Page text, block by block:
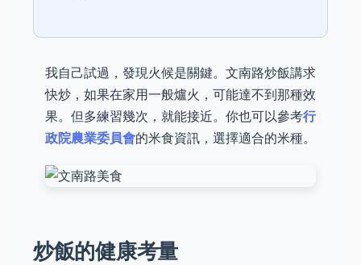
我自己試過，發現火候是關鍵。文南路炒飯講求
快炒，如果在家用一般爐火，可能達不到那種效
果。但多練習幾次，就能接近。你也可以參考行
政院農業委員會的米食資訊，選擇適合的米種。
炒飯的健康考量